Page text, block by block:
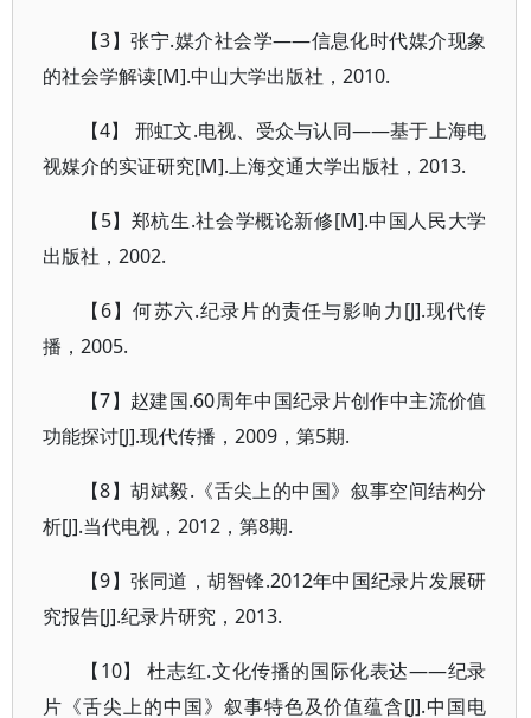
【3】张宁.媒介社会学——信息化时代媒介现象
的社会学解读[M].中山大学出版社，2010.
【4】 邢虹文.电视、受众与认同——基于上海电
视媒介的实证研究[M].上海交通大学出版社，2013.
【5】郑杭生.社会学概论新修[M].中国人民大学
出版社，2002.
【6】何苏六.纪录片的责任与影响力[J].现代传
播，2005.
【7】赵建国.60周年中国纪录片创作中主流价值
功能探讨[J].现代传播，2009，第5期.
【8】胡斌毅.《舌尖上的中国》叙事空间结构分
析[J].当代电视，2012，第8期.
【9】张同道，胡智锋.2012年中国纪录片发展研
究报告[J].纪录片研究，2013.
【10】 杜志红.文化传播的国际化表达——纪录
片《舌尖上的中国》叙事特色及价值蕴含[J].中国电